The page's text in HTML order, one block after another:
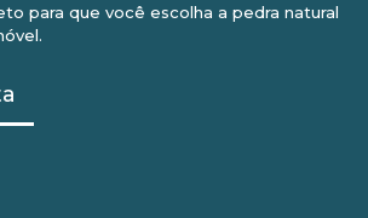
para que você escolha a pedra natural